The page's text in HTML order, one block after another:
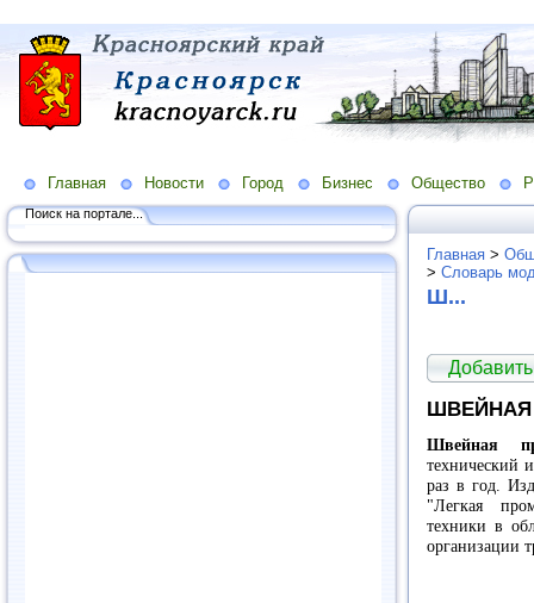
Главная Новости Город Бизнес Общество
Поиск на портале...
Главная >
> Словарь
Ш...
Швейная
технический
раз в год.
"Легкая
техники в
организации